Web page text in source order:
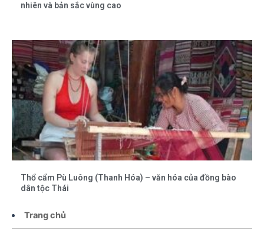
Trang chủ
nhiên và bản sắc vùng cao
Thổ cẩm Pù Luông (Thanh Hóa) – văn hóa của đồng bào
dân tộc Thái